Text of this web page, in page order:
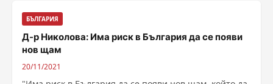
БЪЛГАРИЯ
Д-р Николова: Има риск в България да се появи
нов щам
20/11/2021